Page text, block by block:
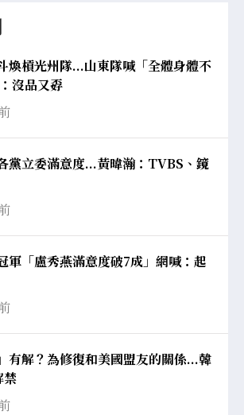
煥槓光州隊...山東隊喊「全體身體不
沒品又孬
黨立委滿意度...黃暐瀚：TVBS、鏡
軍「盧秀燕滿意度破7成」網喊：起
有解？為修復和美國盟友的關係...韓
禁